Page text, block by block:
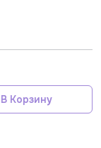
В Корзину